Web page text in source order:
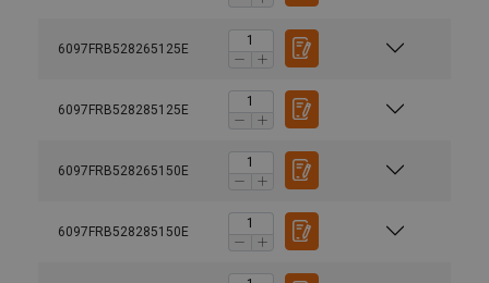
6097FRB528265125E
6097FRB528285125E
6097FRB528265150E
6097FRB528285150E